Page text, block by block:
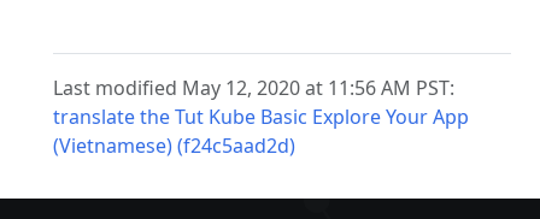
Last modified May 12, 2020 at 11:56 AM PST:
translate the Tut Kube Basic Explore Your App
(Vietnamese) (f24c5aad2d)